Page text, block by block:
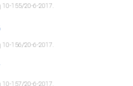
155/20-6-2017.
156/20-6-2017.
157/20-6-2017.